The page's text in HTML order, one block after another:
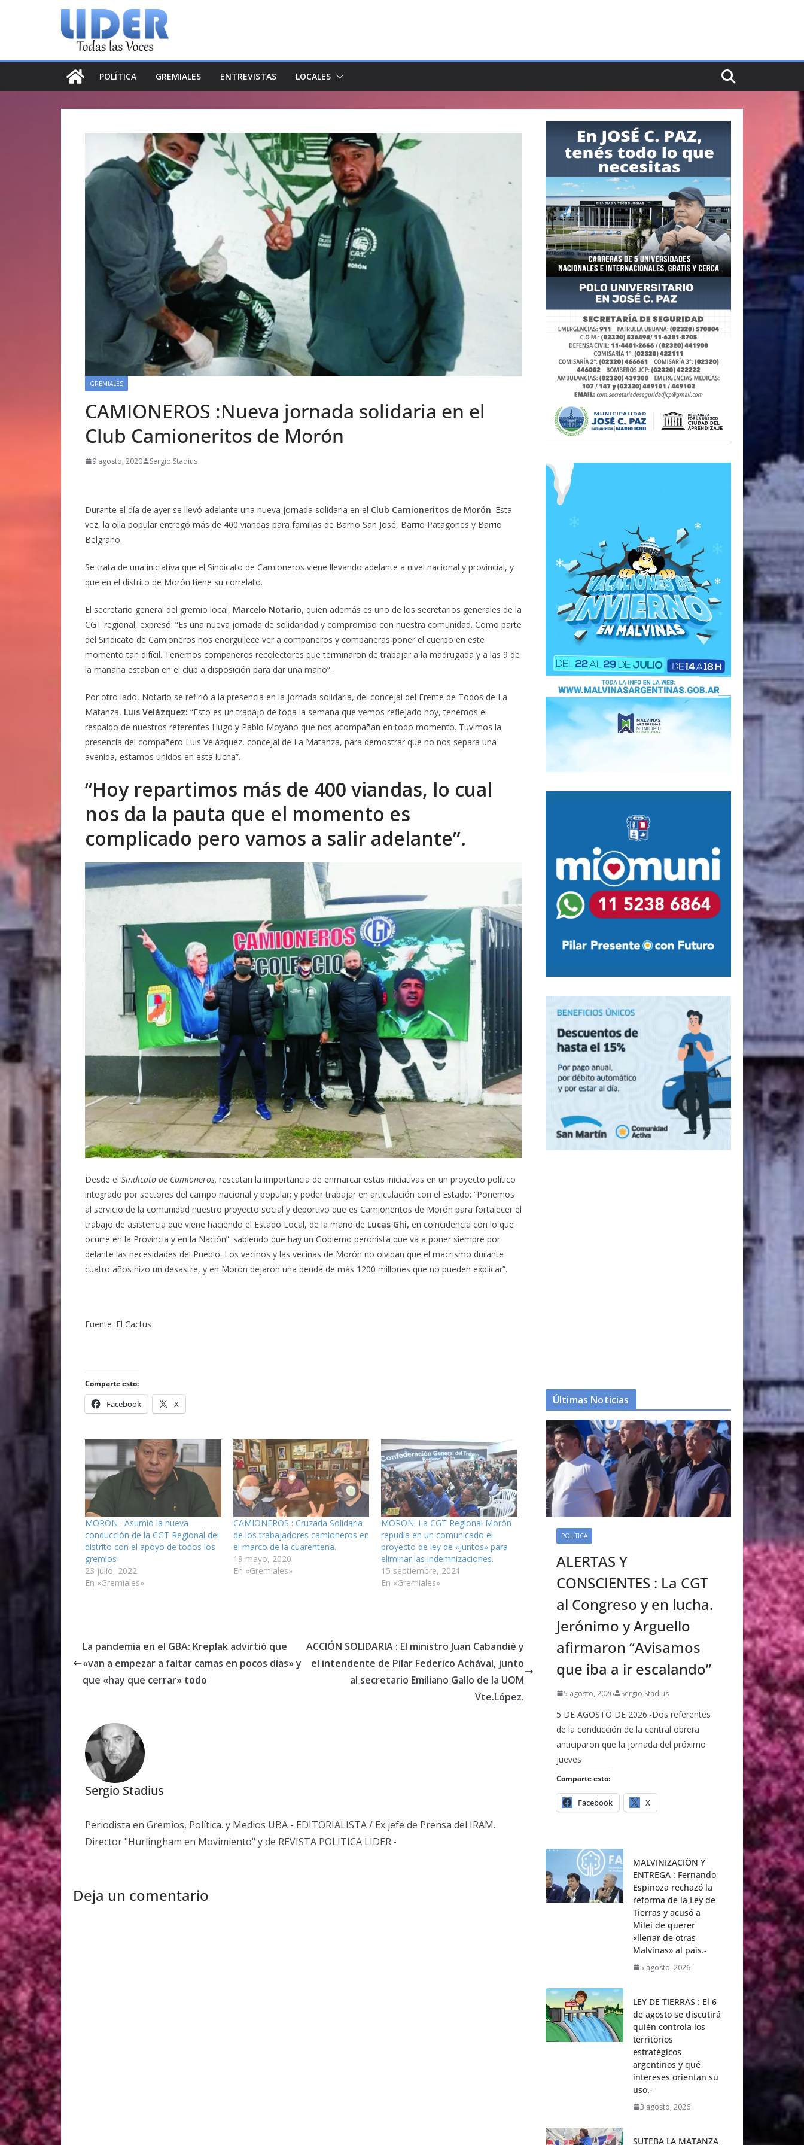
POLÍTICA GREMIALES ENTREVISTAS LOCALES
GREMIALES
CAMIONEROS :Nueva jornada solidaria en el
Club Camioneritos de Morón
9 agosto, 2020 Sergio Stadius
Durante el día de ayer se llevó adelante una nueva jornada solidaria en el Club Camioneritos de Morón. Esta
vez, la olla popular entregó más de 400 viandas para familias de Barrio San José, Barrio Patagones y Barrio
Belgrano.
Se trata de una iniciativa que el Sindicato de Camioneros viene llevando adelante a nivel nacional y provincial, y
que en el distrito de Morón tiene su correlato.
El secretario general del gremio local, Marcelo Notario, quien además es uno de los secretarios generales de la
CGT regional, expresó: “Es una nueva jornada de solidaridad y compromiso con nuestra comunidad. Como parte
del Sindicato de Camioneros nos enorgullece ver a compañeros y compañeras poner el cuerpo en este
momento tan difícil. Tenemos compañeros recolectores que terminaron de trabajar a la madrugada y a las 9 de
la mañana estaban en el club a disposición para dar una mano”.
Por otro lado, Notario se refirió a la presencia en la jornada solidaria, del concejal del Frente de Todos de La
Matanza, Luis Velázquez: “Esto es un trabajo de toda la semana que vemos reflejado hoy, tenemos el
respaldo de nuestros referentes Hugo y Pablo Moyano que nos acompañan en todo momento. Tuvimos la
presencia del compañero Luis Velázquez, concejal de La Matanza, para demostrar que no nos separa una
avenida, estamos unidos en esta lucha”.
“Hoy repartimos más de 400 viandas, lo cual
nos da la pauta que el momento es
complicado pero vamos a salir adelante”.
Desde el Sindicato de Camioneros, rescatan la importancia de enmarcar estas iniciativas en un proyecto político
integrado por sectores del campo nacional y popular; y poder trabajar en articulación con el Estado: “Ponemos
al servicio de la comunidad nuestro proyecto social y deportivo que es Camioneritos de Morón para fortalecer el
trabajo de asistencia que viene haciendo el Estado Local, de la mano de Lucas Ghi, en coincidencia con lo que
ocurre en la Provincia y en la Nación”. sabiendo que hay un Gobierno peronista que va a poner siempre por
delante las necesidades del Pueblo. Los vecinos y las vecinas de Morón no olvidan que el macrismo durante
cuatro años hizo un desastre, y en Morón dejaron una deuda de más 1200 millones que no pueden explicar”.
Fuente :El Cactus
Comparte esto:
Facebook X
MORÓN : Asumió la nueva
conducción de la CGT Regional del
distrito con el apoyo de todos los
gremios
23 julio, 2022
En «Gremiales»
CAMIONEROS : Cruzada Solidaria
de los trabajadores camioneros en
el marco de la cuarentena.
19 mayo, 2020
En «Gremiales»
MORON: La CGT Regional Morón
repudia en un comunicado el
proyecto de ley de «Juntos» para
eliminar las indemnizaciones.
15 septiembre, 2021
En «Gremiales»
La pandemia en el GBA: Kreplak advirtió que
«van a empezar a faltar camas en pocos días» y
que «hay que cerrar» todo
ACCIÓN SOLIDARIA : El ministro Juan Cabandié y
el intendente de Pilar Federico Achával, junto
al secretario Emiliano Gallo de la UOM
Vte.López.
Sergio Stadius
Periodista en Gremios, Política. y Medios UBA - EDITORIALISTA / Ex jefe de Prensa del IRAM.
Director "Hurlingham en Movimiento" y de REVISTA POLITICA LIDER.-
Deja un comentario
Últimas Noticias
POLÍTICA
ALERTAS Y
CONSCIENTES : La CGT
al Congreso y en lucha.
Jerónimo y Arguello
afirmaron “Avisamos
que iba a ir escalando”
5 agosto, 2026 Sergio Stadius
5 DE AGOSTO DE 2026.-Dos referentes
de la conducción de la central obrera
anticiparon que la jornada del próximo
jueves
Comparte esto:
Facebook X
MALVINIZACIÖN Y
ENTREGA : Fernando
Espinoza rechazó la
reforma de la Ley de
Tierras y acusó a
Milei de querer
«llenar de otras
Malvinas» al país.-
5 agosto, 2026
LEY DE TIERRAS : El 6
de agosto se discutirá
quién controla los
territorios
estratégicos
argentinos y qué
intereses orientan su
uso.-
3 agosto, 2026
SUTEBA LA MATANZA